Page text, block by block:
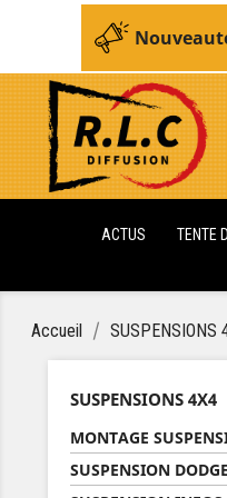
ACTUS TENTE
Accueil SUSPENSIONS
SUSPENSIONS 4X4
MONTAGE
SUSPENSION DODGE